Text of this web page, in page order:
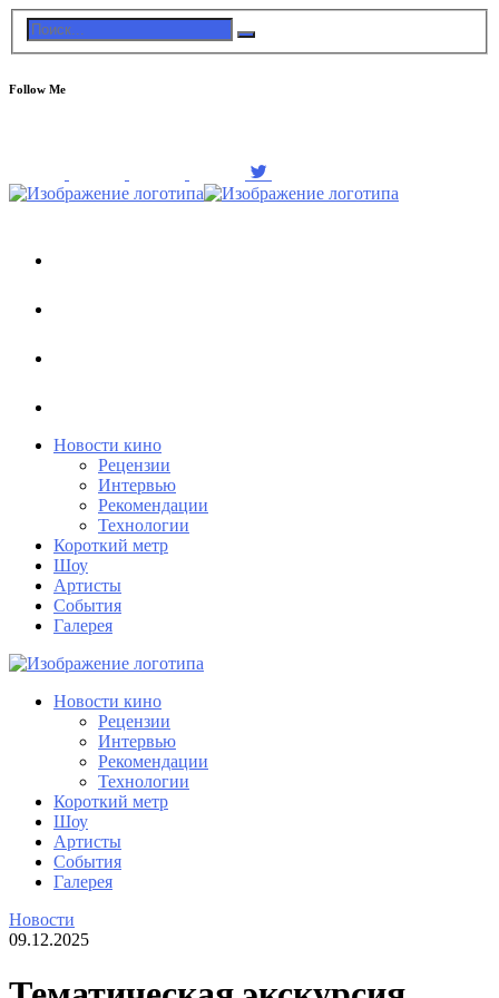
Follow Me
Новости кино
Рецензии
Интервью
Рекомендации
Технологии
Короткий метр
Шоу
Артисты
События
Галерея
Новости кино
Рецензии
Интервью
Рекомендации
Технологии
Короткий метр
Шоу
Артисты
События
Галерея
Новости
09.12.2025